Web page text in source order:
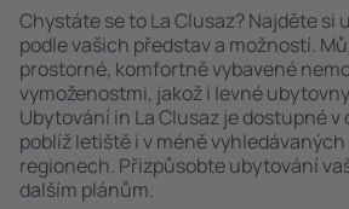
Chystáte se to La Clusaz? Najděte si
podle vašich představ a možností.
prostorné, komfortně vybavené
vymoženostmi, jakož i levné
Ubytování in La Clusaz je dostupné
poblíž letiště i v méně
regionech. Přizpůsobte ubytování
dalším plánům.